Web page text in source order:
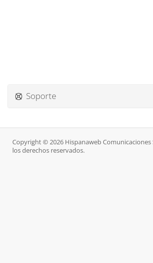
Soporte
Copyright © 2026 Hispanaweb Comunicaciones
los derechos reservados.